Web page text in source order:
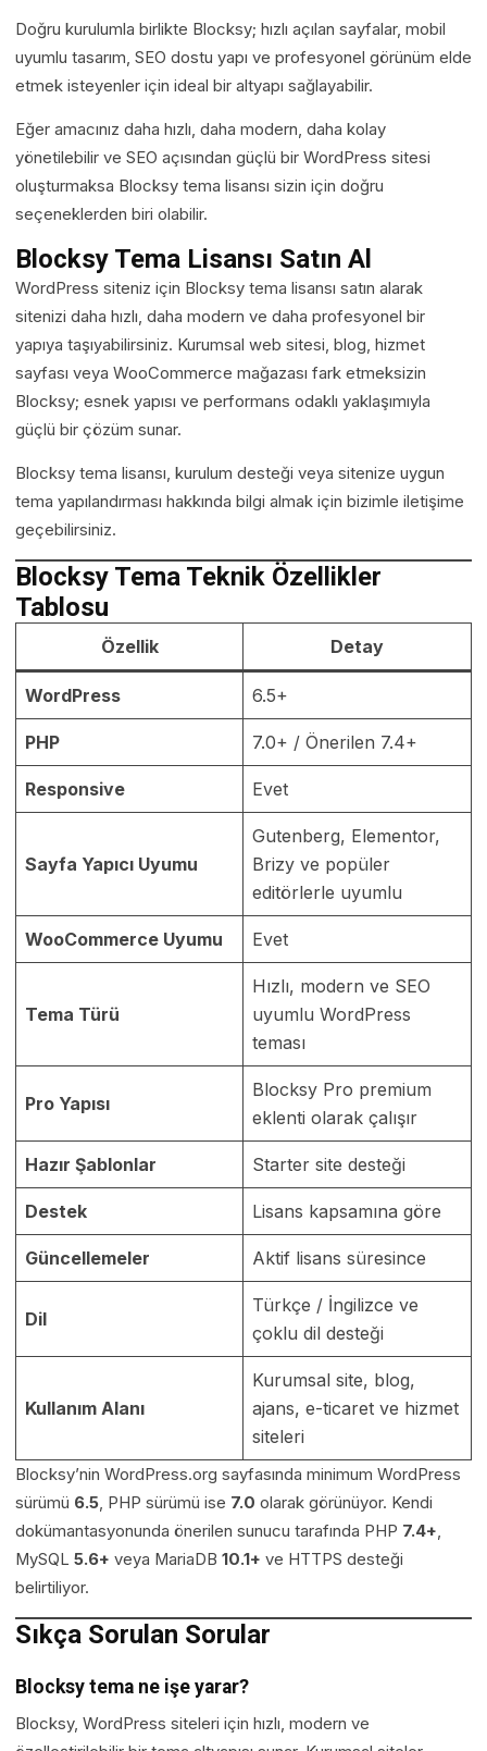
Doğru kurulumla birlikte Blocksy; hızlı açılan sayfalar, mobil
uyumlu tasarım, SEO dostu yapı ve profesyonel görünüm elde
etmek isteyenler için ideal bir altyapı sağlayabilir.
Eğer amacınız daha hızlı, daha modern, daha kolay
yönetilebilir ve SEO açısından güçlü bir WordPress sitesi
oluşturmaksa Blocksy tema lisansı sizin için doğru
seçeneklerden biri olabilir.
Blocksy Tema Lisansı Satın Al
WordPress siteniz için Blocksy tema lisansı satın alarak
sitenizi daha hızlı, daha modern ve daha profesyonel bir
yapıya taşıyabilirsiniz. Kurumsal web sitesi, blog, hizmet
sayfası veya WooCommerce mağazası fark etmeksizin
Blocksy; esnek yapısı ve performans odaklı yaklaşımıyla
güçlü bir çözüm sunar.
Blocksy tema lisansı, kurulum desteği veya sitenize uygun
tema yapılandırması hakkında bilgi almak için bizimle iletişime
geçebilirsiniz.
Blocksy Tema Teknik Özellikler
Tablosu
Özellik Detay
WordPress 6.5+
PHP 7.0+ / Önerilen 7.4+
Responsive Evet
Sayfa Yapıcı Uyumu
Gutenberg, Elementor,
Brizy ve popüler
editörlerle uyumlu
WooCommerce Uyumu Evet
Tema Türü
Hızlı, modern ve SEO
uyumlu WordPress
teması
Pro Yapısı
Blocksy Pro premium
eklenti olarak çalışır
Hazır Şablonlar Starter site desteği
Destek Lisans kapsamına göre
Güncellemeler Aktif lisans süresince
Dil
Türkçe / İngilizce ve
çoklu dil desteği
Kullanım Alanı
Kurumsal site, blog,
ajans, e-ticaret ve hizmet
siteleri
Blocksy’nin WordPress.org sayfasında minimum WordPress
sürümü 6.5, PHP sürümü ise 7.0 olarak görünüyor. Kendi
dokümantasyonunda önerilen sunucu tarafında PHP 7.4+,
MySQL 5.6+ veya MariaDB 10.1+ ve HTTPS desteği
belirtiliyor.
Sıkça Sorulan Sorular
Blocksy tema ne işe yarar?
Blocksy, WordPress siteleri için hızlı, modern ve